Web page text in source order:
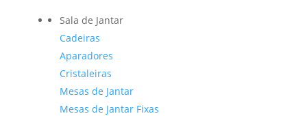
Sala de Jantar
Cadeiras
Aparadores
Cristaleiras
Mesas de Jantar
Mesas de Jantar Fixas